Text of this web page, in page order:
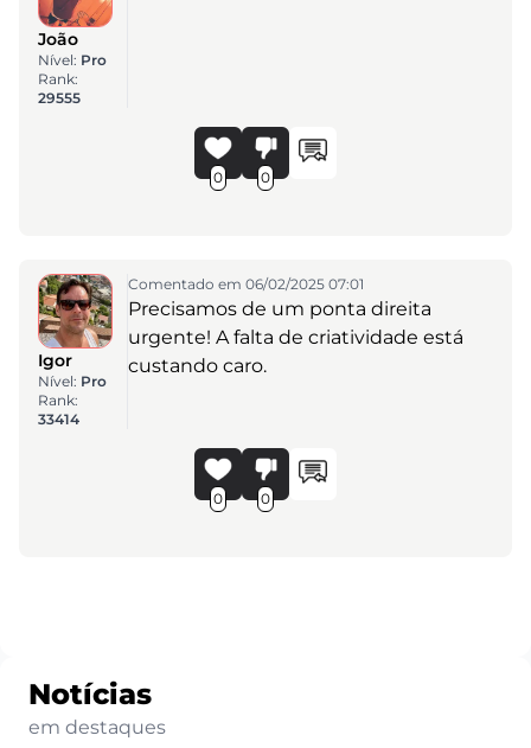
João
Nível: Pro
Rank:
29555
0 0
Igor
Nível: Pro
Rank:
33414
Comentado em 06/02/2025 07:01
Precisamos de um ponta direita
urgente! A falta de criatividade está
custando caro.
0 0
Notícias
em destaques